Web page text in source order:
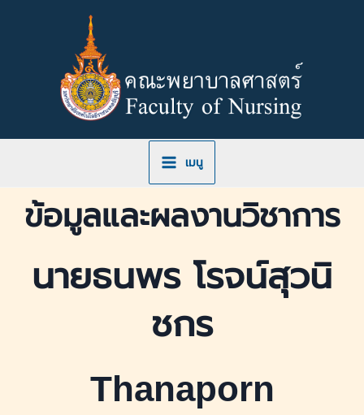
เมนู
ข้อมูลและผลงานวิชาการ
นายธนพร โรจน์สุวนิ
ชกร
Thanaporn